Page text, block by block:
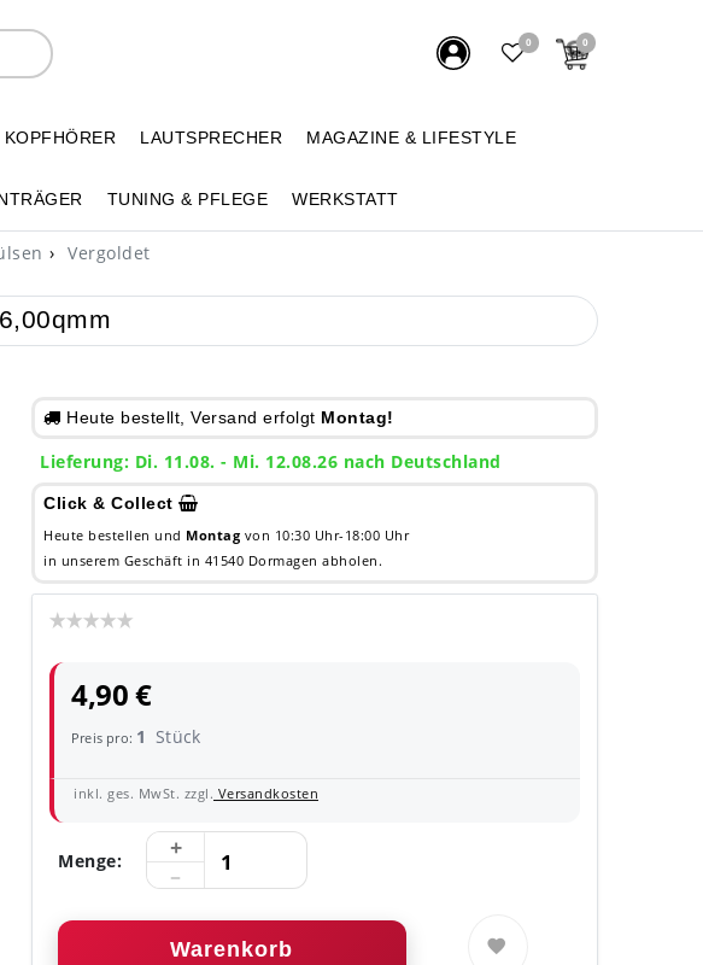
0 0
KOPFHÖRER LAUTSPRECHER MAGAZINE & LIFESTYLE
TUNING & PFLEGE WERKSTATT
Vergoldet
Heute bestellt, Versand erfolgt Montag!
Lieferung: Di. 11.08. - Mi. 12.08.26 nach Deutschland
Click & Collect
Heute bestellen und Montag von 10:30 Uhr-18:00 Uhr
in unserem Geschäft in 41540 Dormagen abholen.
4,90 €
Preis pro: 1 Stück
inkl. ges. MwSt. zzgl. Versandkosten
Menge:
Warenkorb